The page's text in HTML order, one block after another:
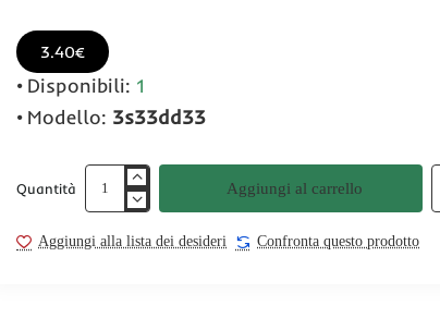
3.40€
Disponibili: 1
Modello: 3s33dd33
Quantità Aggiungi al carrello
Aggiungi alla lista dei desideri Confronta questo prodotto